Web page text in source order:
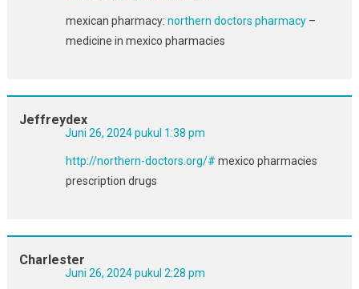
mexican pharmacy: northern doctors pharmacy–
medicine in mexico pharmacies
Jeffreydex
Juni 26, 2024 pukul 1:38 pm
http://northern-doctors.org/# mexico pharmacies
prescription drugs
Charlester
Juni 26, 2024 pukul 2:28 pm